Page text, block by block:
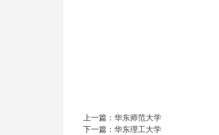
上一篇： 华东师范大学
下一篇： 华东理工大学